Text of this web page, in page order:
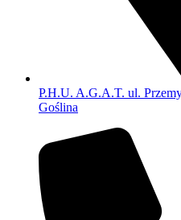
P.H.U. A.G.A.T. ul.
Goślina